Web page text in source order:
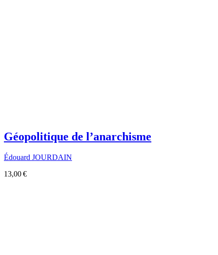
Géopolitique de l’anarchisme
Édouard JOURDAIN
13,00 €